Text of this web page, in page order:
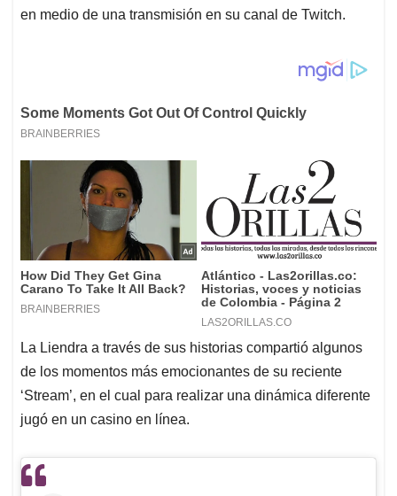
en medio de una transmisión en su canal de Twitch.
La Liendra a través de sus historias compartió algunos
de los momentos más emocionantes de su reciente
‘Stream’, en el cual para realizar una dinámica diferente
jugó en un casino en línea.